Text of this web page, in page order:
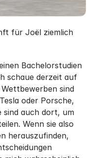
für Joël ziemlich
Bachelorstudien
schaue derzeit auf
sind
oder Porsche,
sind auch dort, um
Wenn sie also
herauszufinden,